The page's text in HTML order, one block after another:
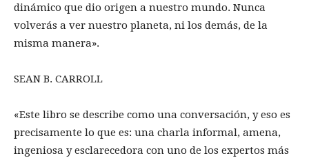
dinámico que dio origen a nuestro mundo. Nunca
volverás a ver nuestro planeta, ni los demás, de la
misma manera».
SEAN B. CARROLL
«Este libro se describe como una conversación, y eso es
precisamente lo que es: una charla informal, amena,
ingeniosa y esclarecedora con uno de los expertos más